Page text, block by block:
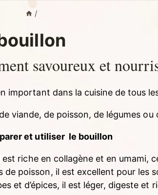
/
savoureux et
important dans la cuisine de tous
de poisson, de légumes ou
et utiliser le bouillon
riche en collagène et en umami,
de poisson, il est excellent pour les
et d’épices, il est léger, digeste et